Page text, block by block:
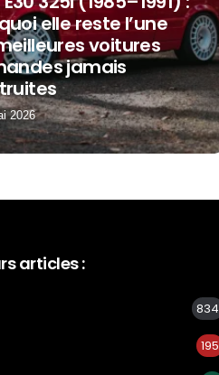
elle reste l’une
voitures
jamais
2026
articles :
834
195